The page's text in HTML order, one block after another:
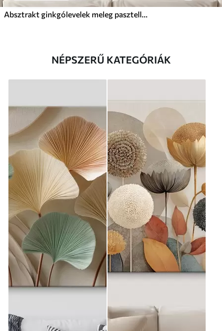
Absztrakt ginkgólevelek meleg pasztell színekben
NÉPSZERŰ KATEGÓRIÁK